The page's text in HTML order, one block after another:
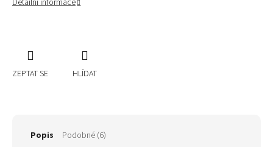
Detailní informace
ZEPTAT SE HLÍDAT
Popis Podobné (6)